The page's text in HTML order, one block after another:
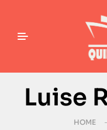
Luise
HOME